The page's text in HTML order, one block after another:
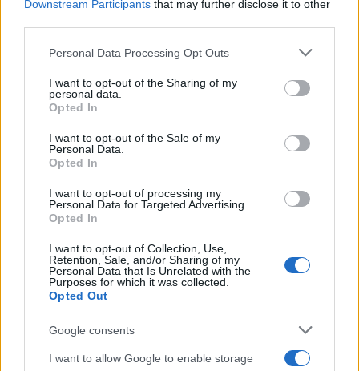
Downstream Participants that may further disclose it to other
Please note that this website/app uses one or more Google
not limited to your visit or usage behaviour. You may click to
grant or deny consent to Google and its third-party tags to
use your data for below specified purposes in below Google
consent section.
Personal Data Processing Opt Outs
I want to opt-out of the Sharing of my
personal data.
Opted In
I want to opt-out of the Sale of my
Personal Data.
Opted In
I want to opt-out of processing my
Personal Data for Targeted Advertising.
Opted In
I want to opt-out of Collection, Use,
Retention, Sale, and/or Sharing of my
Personal Data that Is Unrelated with the
Purposes for which it was collected.
Opted Out
Google consents
I want to allow Google to enable storage
Izraelben hamarosan
legalizálhatják a marijuanát